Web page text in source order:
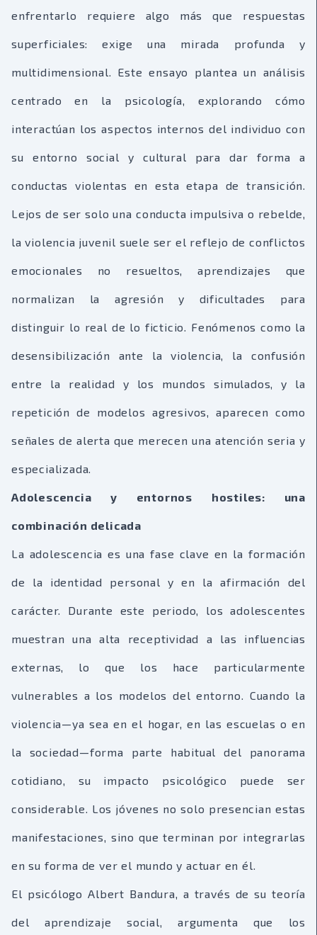
enfrentarlo requiere algo más que respuestas
superficiales: exige una mirada profunda y
multidimensional. Este ensayo plantea un análisis
centrado en la psicología, explorando cómo
interactúan los aspectos internos del individuo con
su entorno social y cultural para dar forma a
conductas violentas en esta etapa de transición.
Lejos de ser solo una conducta impulsiva o rebelde,
la violencia juvenil suele ser el reflejo de conflictos
emocionales no resueltos, aprendizajes que
normalizan la agresión y dificultades para
distinguir lo real de lo ficticio. Fenómenos como la
desensibilización ante la violencia, la confusión
entre la realidad y los mundos simulados, y la
repetición de modelos agresivos, aparecen como
señales de alerta que merecen una atención seria y
especializada.
Adolescencia y entornos hostiles: una
combinación delicada
La adolescencia es una fase clave en la formación
de la identidad personal y en la afirmación del
carácter. Durante este periodo, los adolescentes
muestran una alta receptividad a las influencias
externas, lo que los hace particularmente
vulnerables a los modelos del entorno. Cuando la
violencia—ya sea en el hogar, en las escuelas o en
la sociedad—forma parte habitual del panorama
cotidiano, su impacto psicológico puede ser
considerable. Los jóvenes no solo presencian estas
manifestaciones, sino que terminan por integrarlas
en su forma de ver el mundo y actuar en él.
El psicólogo Albert Bandura, a través de su teoría
del aprendizaje social, argumenta que los